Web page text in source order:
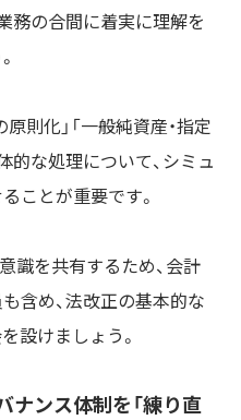
務の合間に着実に理解を
則化」「一般純資産・指定
的な処理について、シミュ
ことが重要です。
識を共有するため、会計
含め、法改正の基本的な
設けましょう。
ナンス体制を「練り直